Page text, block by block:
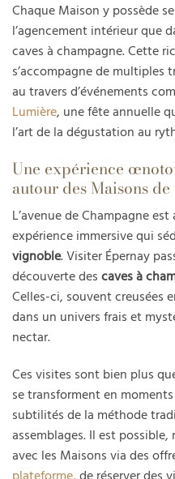
Chaque Maison y possède
l’agencement intérieur que
caves à champagne. Cette
s’accompagne de multiples
au travers d’événements
Lumière, une fête annuelle
l’art de la dégustation au
Une expérience
autour des Maisons
L’avenue de Champagne
expérience immersive qui
vignoble. Visiter Épernay
découverte des caves à
Celles-ci, souvent creusées
dans un univers frais et
nectar.
Ces visites sont bien plus
se transforment en
subtilités de la méthode
assemblages. Il est
avec les Maisons via des